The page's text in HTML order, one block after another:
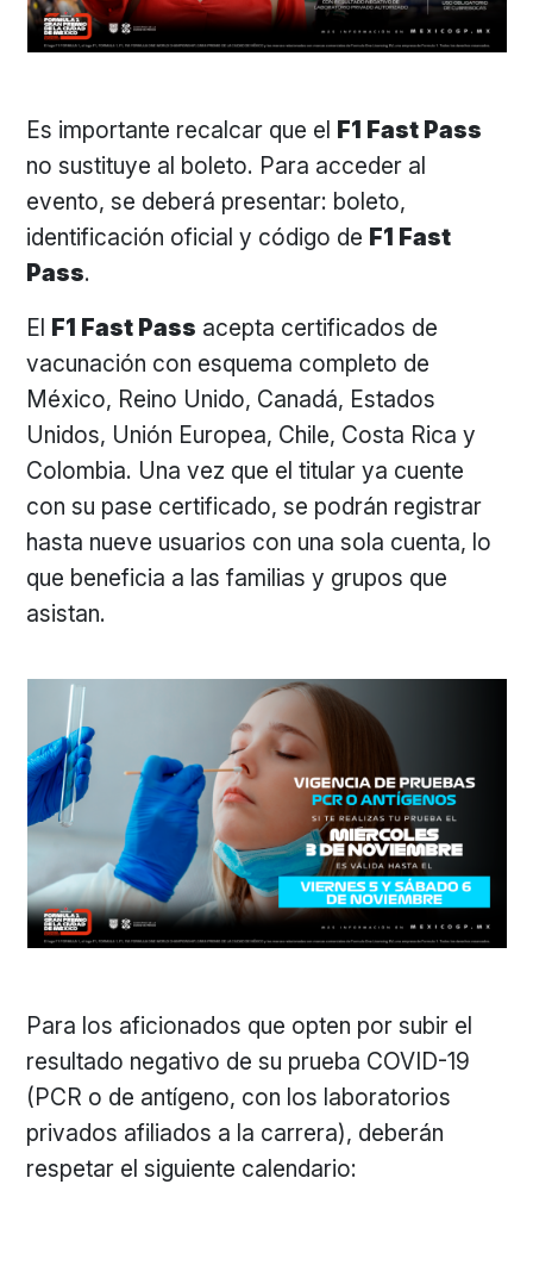
Es importante recalcar que el F1 Fast Pass
no sustituye al boleto. Para acceder al
evento, se deberá presentar: boleto,
identificación oficial y código de F1 Fast
Pass.
El F1 Fast Pass acepta certificados de
vacunación con esquema completo de
México, Reino Unido, Canadá, Estados
Unidos, Unión Europea, Chile, Costa Rica y
Colombia. Una vez que el titular ya cuente
con su pase certificado, se podrán registrar
hasta nueve usuarios con una sola cuenta, lo
que beneficia a las familias y grupos que
asistan.
Para los aficionados que opten por subir el
resultado negativo de su prueba COVID-19
(PCR o de antígeno, con los laboratorios
privados afiliados a la carrera), deberán
respetar el siguiente calendario: